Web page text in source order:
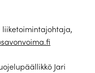
liiketoimintajohtaja,
Jari